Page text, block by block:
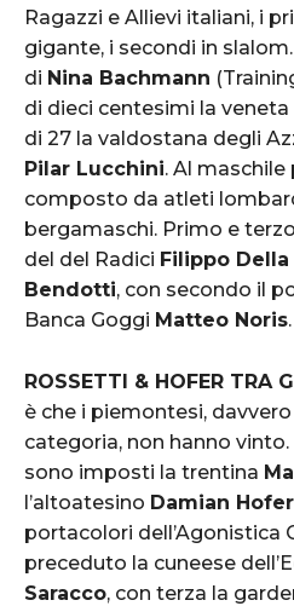
Ragazzi e Allievi italiani, i
gigante, i secondi in
di Nina Bachmann
di dieci centesimi la veneta
di 27 la valdostana degli
Pilar Lucchini. Al
composto da atleti
bergamaschi. Primo e
del del Radici Filippo
Bendotti, con secondo il
Banca Goggi Matteo Noris.
ROSSETTI & HOFER TRA
è che i piemontesi,
categoria, non hanno
sono imposti la trentina
l’altoatesino Damian Hofer
portacolori dell’Agonistica
preceduto la cuneese
Saracco, con terza la